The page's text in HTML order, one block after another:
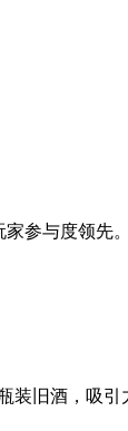
参与度领先。
旧酒，吸引